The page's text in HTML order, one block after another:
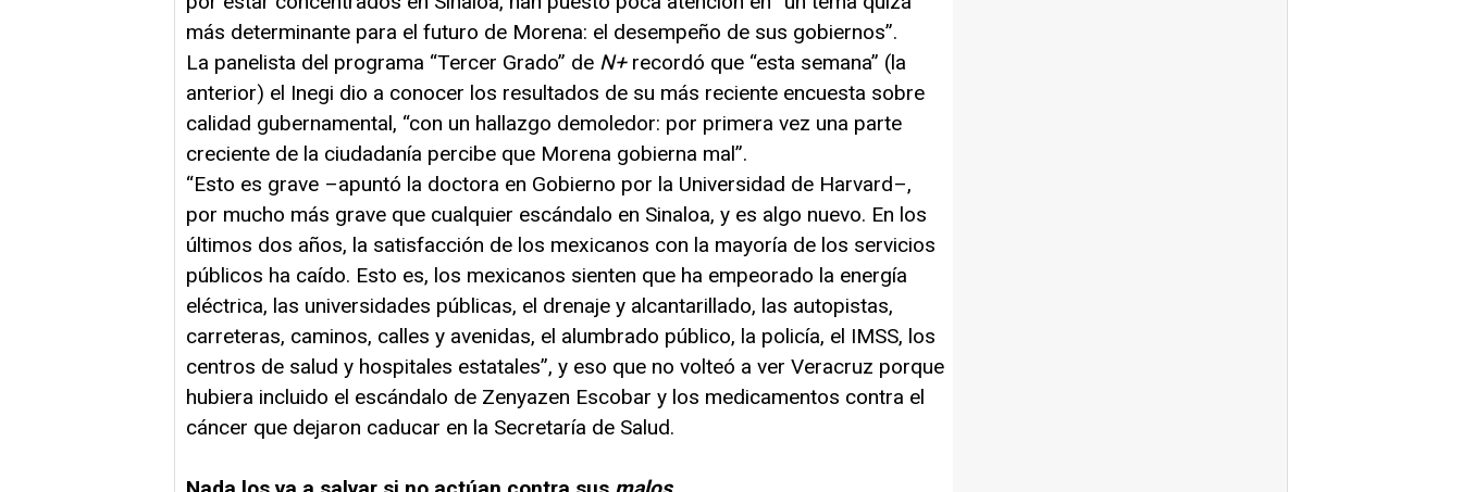
más determinante para el futuro de Morena: el desempeño de sus gobiernos”.
La panelista del programa “Tercer Grado” de N+recordó que “esta semana” (la
anterior) el Inegi dio a conocer los resultados de su más reciente encuesta sobre
calidad gubernamental, “con un hallazgo demoledor: por primera vez una parte
creciente de la ciudadanía percibe que Morena gobierna mal”.
“Esto es grave –apuntó la doctora en Gobierno por la Universidad de Harvard–,
por mucho más grave que cualquier escándalo en Sinaloa, y es algo nuevo. En los
últimos dos años, la satisfacción de los mexicanos con la mayoría de los servicios
públicos ha caído. Esto es, los mexicanos sienten que ha empeorado la energía
eléctrica, las universidades públicas, el drenaje y alcantarillado, las autopistas,
carreteras, caminos, calles y avenidas, el alumbrado público, la policía, el IMSS, los
centros de salud y hospitales estatales”, y eso que no volteó a ver Veracruz porque
hubiera incluido el escándalo de Zenyazen Escobar y los medicamentos contra el
cáncer que dejaron caducar en la Secretaría de Salud.